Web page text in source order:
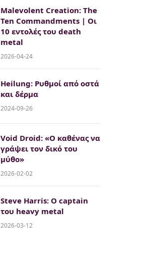
Malevolent Creation: The
Ten Commandments | Οι
10 εντολές του death
metal
2026-04-24
Heilung: Ρυθμοί από οστά
και δέρμα
2024-09-26
Void Droid: «Ο καθένας να
γράψει τον δικό του
μύθο»
2026-02-02
Steve Harris: Ο captain
του heavy metal
2026-03-12